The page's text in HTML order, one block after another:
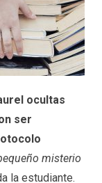
ocultas
ser
misterio
la estudiante.